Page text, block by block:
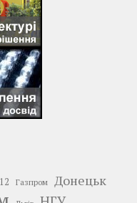
Газпром Донецьк